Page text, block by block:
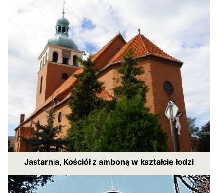
Jastarnia, Kościół z amboną w kształcie łodzi